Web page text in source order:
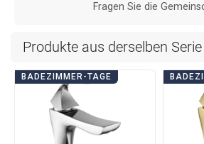
Fragen Sie die
Produkte aus derselben Serie
BADEZIMMER-TAGE